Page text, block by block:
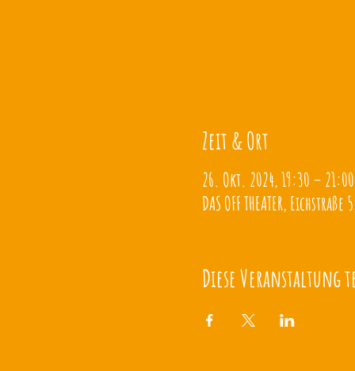
Zeit & Ort
26. Okt. 2024, 19:30 – 21:00
DAS OFF THEATER,
Diese Veranstaltung